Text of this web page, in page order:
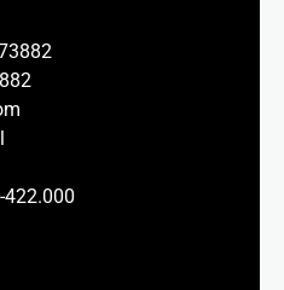
422.000